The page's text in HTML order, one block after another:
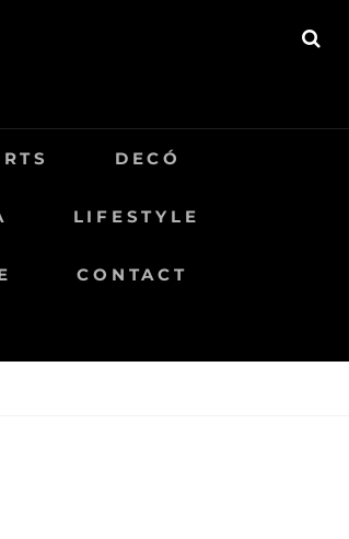
DECÓ
LIFESTYLE
CONTACT